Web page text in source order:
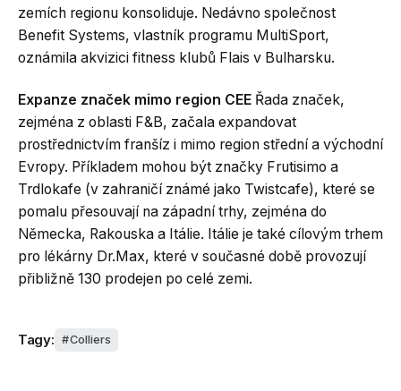
zemích regionu konsoliduje. Nedávno společnost
Benefit Systems, vlastník programu MultiSport,
oznámila akvizici fitness klubů Flais v Bulharsku.
Expanze značek mimo region CEE Řada značek,
zejména z oblasti F&B, začala expandovat
prostřednictvím franšíz i mimo region střední a východní
Evropy. Příkladem mohou být značky Frutisimo a
Trdlokafe (v zahraničí známé jako Twistcafe), které se
pomalu přesouvají na západní trhy, zejména do
Německa, Rakouska a Itálie. Itálie je také cílovým trhem
pro lékárny Dr.Max, které v současné době provozují
přibližně 130 prodejen po celé zemi.
Tagy: Colliers